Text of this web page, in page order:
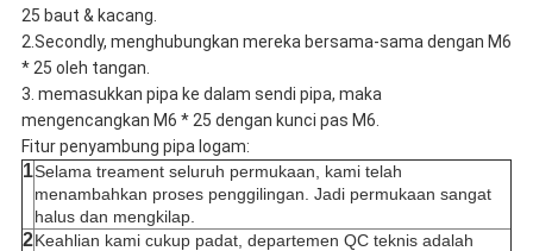
25 baut & kacang.
2.Secondly, menghubungkan mereka bersama-sama dengan M6
* 25 oleh tangan.
3. memasukkan pipa ke dalam sendi pipa, maka
mengencangkan M6 * 25 dengan kunci pas M6.
Fitur penyambung pipa logam:
1Selama treament seluruh permukaan, kami telah
menambahkan proses penggilingan. Jadi permukaan sangat
halus dan mengkilap.
2Keahlian kami cukup padat, departemen QC teknis adalah